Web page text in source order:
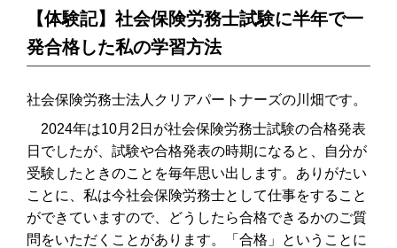
【体験記】社会保険労務士試験に半年で一
発合格した私の学習方法
社会保険労務士法人クリアパートナーズの川畑です。
2024年は10月2日が社会保険労務士試験の合格発表
日でしたが、試験や合格発表の時期になると、自分が
受験したときのことを毎年思い出します。ありがたい
ことに、私は今社会保険労務士として仕事をすること
ができていますので、どうしたら合格できるかのご質
問をいただくことがあります。「合格」ということに